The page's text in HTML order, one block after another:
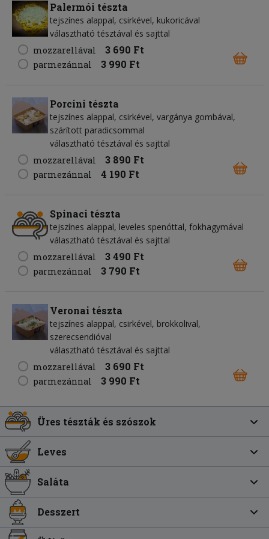
Palermói tészta
tejszínes alappal, csirkével, kukoricával
választható tésztával és sajttal
mozzarellával
3 690 Ft
parmezánnal 3 990 Ft
Porcini tészta
tejszínes alappal, csirkével, vargánya gombával,
szárított paradicsommal
választható tésztával és sajttal
mozzarellával
3 890 Ft
parmezánnal 4 190 Ft
Spinaci tészta
tejszínes alappal, leveles spenóttal, fokhagymával
választható tésztával és sajttal
mozzarellával
3 490 Ft
parmezánnal 3 790 Ft
Veronai tészta
tejszínes alappal, csirkével, brokkolival,
szerecsendióval
választható tésztával és sajttal
mozzarellával
3 690 Ft
parmezánnal 3 990 Ft
Üres tészták és szószok
Leves
Saláta
Desszert